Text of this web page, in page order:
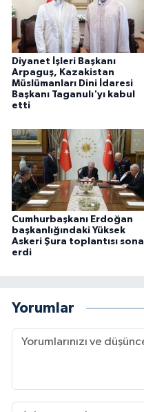
Diyanet İşleri Başkanı
Arpaguş, Kazakistan
Müslümanları Dini İdaresi
Başkanı Taganulı'yı kabul
etti
Cumhurbaşkanı Erdoğan
başkanlığındaki Yüksek
Askeri Şura toplantısı sona
erdi
Yorumlar